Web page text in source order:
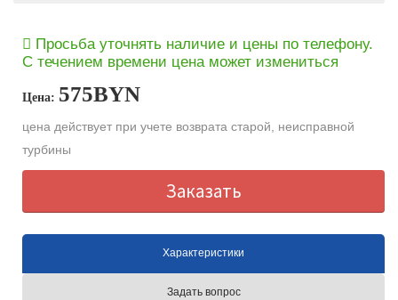
Просьба уточнять наличие и цены по телефону.
С течением времени цена может измениться
Цена: 575BYN
цена действует при учете возврата старой, неисправной
турбины
Заказать
Характеристики
Задать вопрос